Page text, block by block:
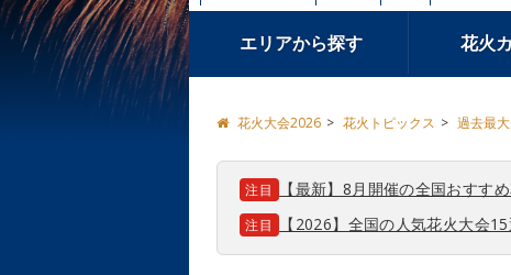
エリアから探す 花火
花火大会2026 花火トピックス 過去最
注目 【最新】8月開催の全国おすす
注目 【2026】全国の人気花火大会